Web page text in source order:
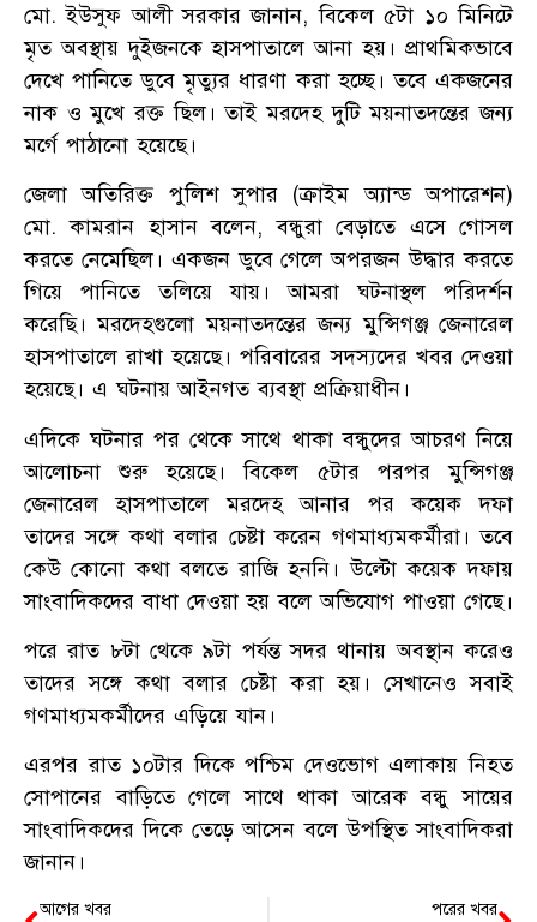
মো. ইউসুফ আলী সরকার জানান, বিকেল ৫টা ১০ মিনিটে
মৃত অবস্থায় দুইজনকে হাসপাতালে আনা হয়। প্রাথমিকভাবে
দেখে পানিতে ডুবে মৃত্যুর ধারণা করা হচ্ছে। তবে একজনের
নাক ও মুখে রক্ত ছিল। তাই মরদেহ দুটি ময়নাতদন্তের জন্য
মর্গে পাঠানো হয়েছে।
জেলা অতিরিক্ত পুলিশ সুপার (ক্রাইম অ্যান্ড অপারেশন)
মো. কামরান হাসান বলেন, বন্ধুরা বেড়াতে এসে গোসল
করতে নেমেছিল। একজন ডুবে গেলে অপরজন উদ্ধার করতে
গিয়ে পানিতে তলিয়ে যায়। আমরা ঘটনাস্থল পরিদর্শন
করেছি। মরদেহগুলো ময়নাতদন্তের জন্য মুন্সিগঞ্জ জেনারেল
হাসপাতালে রাখা হয়েছে। পরিবারের সদস্যদের খবর দেওয়া
হয়েছে। এ ঘটনায় আইনগত ব্যবস্থা প্রক্রিয়াধীন।
এদিকে ঘটনার পর থেকে সাথে থাকা বন্ধুদের আচরণ নিয়ে
আলোচনা শুরু হয়েছে। বিকেল ৫টার পরপর মুন্সিগঞ্জ
জেনারেল হাসপাতালে মরদেহ আনার পর কয়েক দফা
তাদের সঙ্গে কথা বলার চেষ্টা করেন গণমাধ্যমকর্মীরা। তবে
কেউ কোনো কথা বলতে রাজি হননি। উল্টো কয়েক দফায়
সাংবাদিকদের বাধা দেওয়া হয় বলে অভিযোগ পাওয়া গেছে।
পরে রাত ৮টা থেকে ৯টা পর্যন্ত সদর থানায় অবস্থান করেও
তাদের সঙ্গে কথা বলার চেষ্টা করা হয়। সেখানেও সবাই
গণমাধ্যমকর্মীদের এড়িয়ে যান।
এরপর রাত ১০টার দিকে পশ্চিম দেওভোগ এলাকায় নিহত
সোপানের বাড়িতে গেলে সাথে থাকা আরেক বন্ধু সায়ের
সাংবাদিকদের দিকে তেড়ে আসেন বলে উপস্থিত সাংবাদিকরা
জানান।
আগের খবর
পরের খবর